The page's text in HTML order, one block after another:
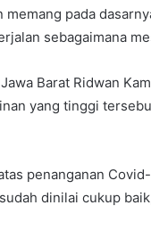
pada
sebagaimana
Barat Ridwan
yang tinggi
penanganan
dinilai cukup